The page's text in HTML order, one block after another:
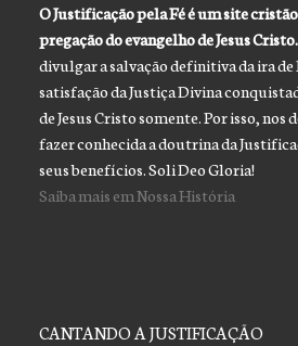
O Justificação pela Fé é um site
pregação do evangelho de Jesus Cristo.
divulgar a salvação definitiva da ira
satisfação da Justiça Divina
de Jesus Cristo somente. Por isso, nos
fazer conhecida a doutrina da
seus benefícios. Soli Deo Gloria!
Saiba mais em Nossa História
CANTANDO A JUSTIFICAÇÃO